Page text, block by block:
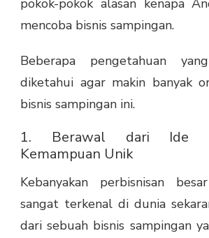
pokok-pokok alasan kenapa
mencoba bisnis sampingan.
Beberapa pengetahuan
diketahui agar makin banyak
bisnis sampingan ini.
1. Berawal dari Ide
Kemampuan Unik
Kebanyakan perbisnisan
sangat terkenal di dunia
dari sebuah bisnis sampingan